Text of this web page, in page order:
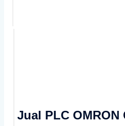
Jual PLC OMRON